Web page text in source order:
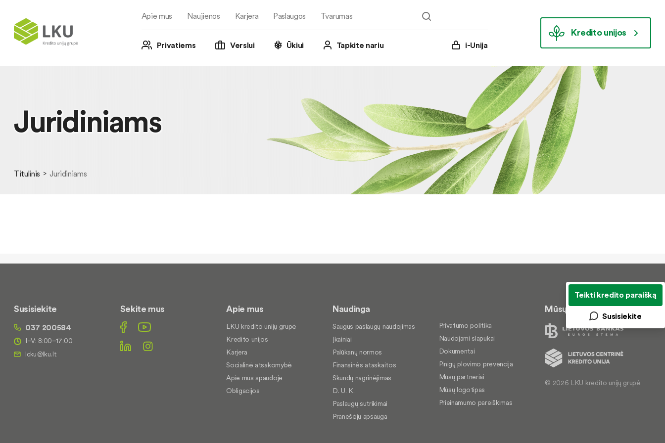
Apie mus Naujienos Karjera Paslaugos Tvarumas
Privatiems Verslui Ūkiui Tapkite nariu i-Unija
Kredito unijos
Juridiniams
Titulinis Juridiniams
Susisiekite
037 200584
I–V: 8:00–17:00
Sekite mus Apie mus
LKU kredito unijų grupė
Kredito unijos
Karjera
Socialinė atsakomybė
Apie mus spaudoje
Obligacijos
Naudinga
Saugus paslaugų naudojimas
Įkainiai
Palūkanų normos
Finansinės ataskaitos
Skundų nagrinėjimas
D. U. K.
Paslaugų sutrikimai
Pranešėjų apsauga
Privatumo politika
Naudojami slapukai
Dokumentai
Pinigų plovimo prevencija
Mūsų partneriai
Mūsų logotipas
Prieinamumo pareiškimas
Mūsų veiklą prižiūri
© 2026 LKU kredito unijų grupė
Teikti kredito paraišką
Susisiekite